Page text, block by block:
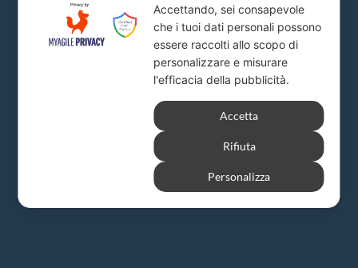
Piazza del Popolo, 20
info@firstlion.it
Accettando, sei consapevole
che i tuoi dati personali possono
essere raccolti allo scopo di
personalizzare e misurare
l'efficacia della pubblicità.
Accetta
Rifiuta
Personalizza